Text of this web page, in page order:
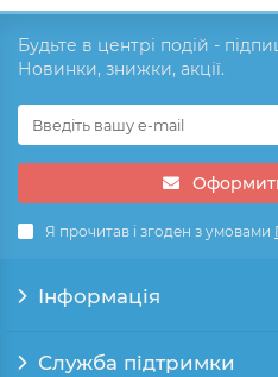
Будьте в центрі подій -
Новинки, знижки, акції.
Я прочитав і згоден з умовами
Інформація
Служба підтримки